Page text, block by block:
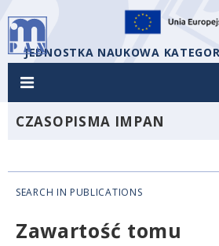
JEDNOSTKA NAUKOWA
CZASOPISMA IMPAN
SEARCH IN PUBLICATIONS
Zawartość tomu